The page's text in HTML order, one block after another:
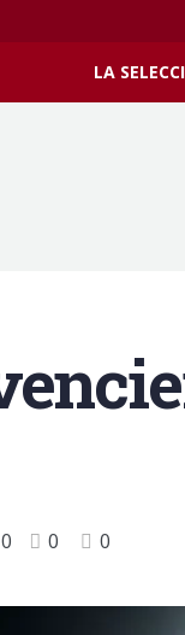
LA
0 0 0